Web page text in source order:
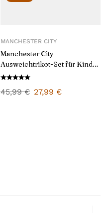
MANCHESTER CITY
Manchester City
Ausweichtrikot-Set für Kinder
2024/25
45,99€ 27,99 €